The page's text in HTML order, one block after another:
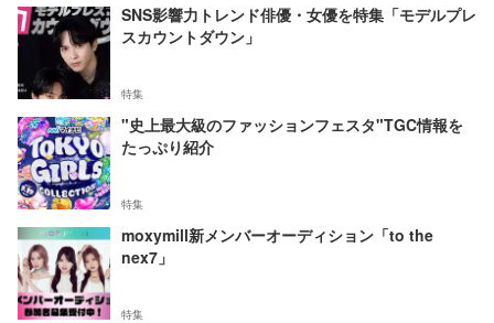
SNS影響力トレンド俳優・女優を特集「モデルプレ
スカウントダウン」
特集
"史上最大級のファッションフェスタ"TGC情報を
たっぷり紹介
特集
moxymill新メンバーオーディション「to the
nex7」
特集